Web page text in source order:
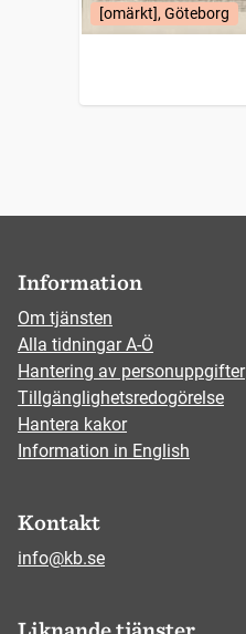
[omärkt], Göteborg
Information
Om tjänsten
Alla tidningar A-Ö
Hantering av personuppgifter
Tillgänglighetsredogörelse
Hantera kakor
Information in English
Kontakt
info@kb.se